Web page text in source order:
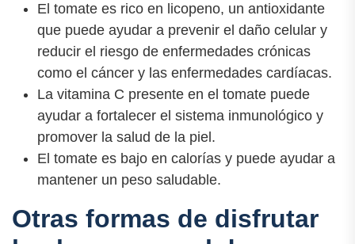
El tomate es rico en licopeno, un antioxidante
que puede ayudar a prevenir el daño celular y
reducir el riesgo de enfermedades crónicas
como el cáncer y las enfermedades cardíacas.
La vitamina C presente en el tomate puede
ayudar a fortalecer el sistema inmunológico y
promover la salud de la piel.
El tomate es bajo en calorías y puede ayudar a
mantener un peso saludable.
Otras formas de disfrutar